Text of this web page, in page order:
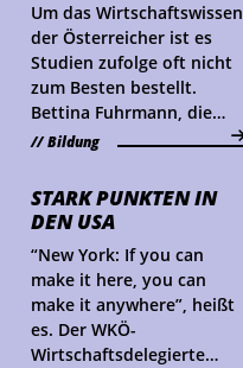
Um das Wirtschaftswissen
der Österreicher ist es
Studien zufolge oft nicht
zum Besten bestellt.
Bettina Fuhrmann, die
Leiterin des Instituts für
der WU Wien, erklärt, wie
sich das ändern lässt.
Bildung
STARK PUNKTEN IN
DEN USA
“New York: If you can
make it here, you can
make it anywhere”, heißt
es. Der WKÖ-
Wirtschaftsdelegierte